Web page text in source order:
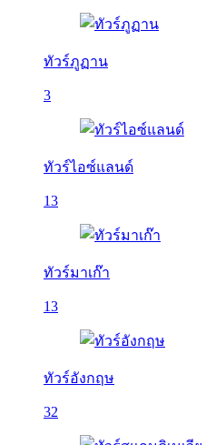
ทัวร์ภูฏาน
3
ทัวร์ไอซ์แลนด์
13
ทัวร์มาเก๊า
13
ทัวร์อังกฤษ
32